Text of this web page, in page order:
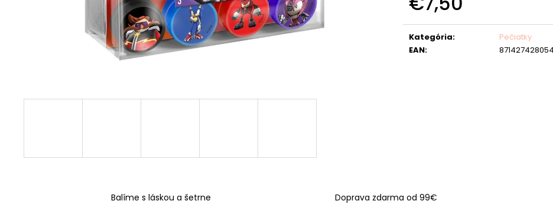
cena:
Kategória:
Pečiatky
EAN:
Balíme s láskou a šetrne Doprava zdarma od 99€